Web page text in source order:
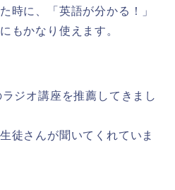
時に、「英語が分かる！」
もかなり使えます。
ジオ講座を推薦してきまし
徒さんが聞いてくれていま